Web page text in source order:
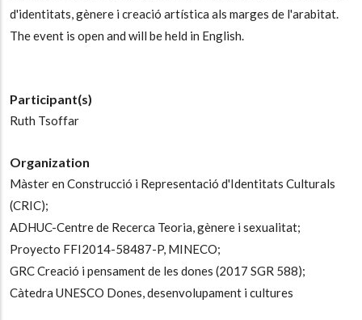
d'identitats, gènere i creació artística als marges de l'arabitat.
The event is open and will be held in English.
Participant(s)
Ruth Tsoffar
Organization
Màster en Construcció i Representació d'Identitats Culturals
(CRIC);
ADHUC-Centre de Recerca Teoria, gènere i sexualitat;
Proyecto FFI2014-58487-P, MINECO;
GRC Creació i pensament de les dones (2017 SGR 588);
Càtedra UNESCO Dones, desenvolupament i cultures